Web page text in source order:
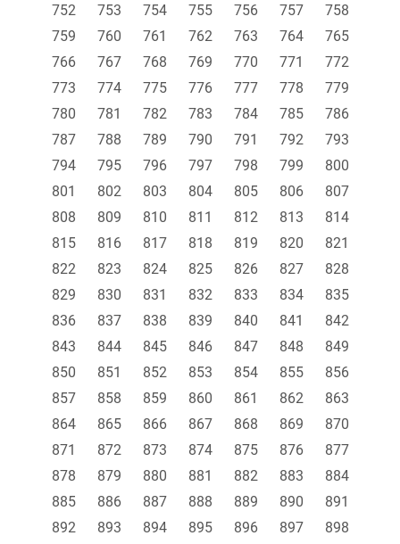
752
753 754 755 756 757
758
759
760 761 762 763 764
765
766
767 768 769 770 771
772
773
774 775 776 777 778
779
780
781 782 783 784 785
786
787
788 789 790 791 792
793
794
795 796 797 798 799
800
801
802 803 804 805 806
807
808
809 810 811 812 813
814
815
816 817 818 819 820
821
822
823 824 825 826 827
828
829
830 831 832 833 834
835
836
837 838 839 840 841
842
843
844 845 846 847 848
849
850
851 852 853 854 855
856
857
858 859 860 861 862
863
864
865 866 867 868 869
870
871
872 873 874 875 876
877
878
879 880 881 882 883
884
885
886 887 888 889 890
891
892
893 894 895 896 897
898